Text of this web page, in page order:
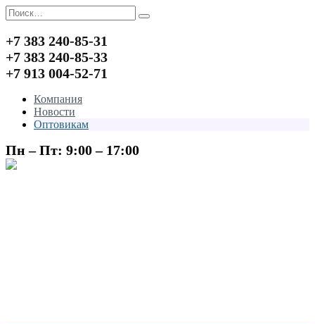
Перейти
к
содержанию
Search
for:
+7 383 240-85-31
+7 383 240-85-33
+7 913 004-52-71
Компания
Новости
Оптовикам
Пн – Пт: 9:00 – 17:00